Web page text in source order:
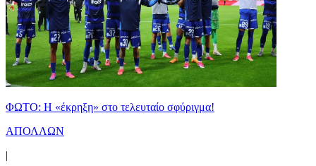
ΦΩΤΟ: Η «έκρηξη» στο τελευταίο σφύριγμα!
ΑΠΟΛΛΩΝ
|